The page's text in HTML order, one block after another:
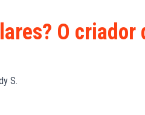
Notícias
Web3
O criador
S.